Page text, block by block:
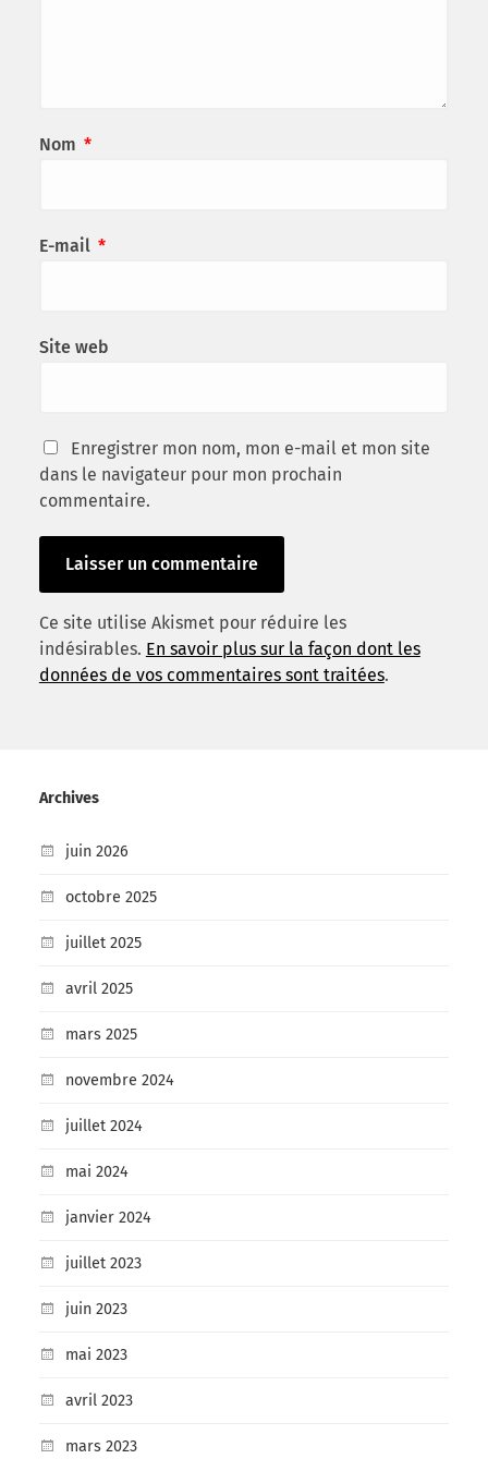
Nom *
E-mail *
Site web
Enregistrer mon nom, mon e-mail et mon site
dans le navigateur pour mon prochain
commentaire.
Ce site utilise Akismet pour réduire les
indésirables. En savoir plus sur la façon dont les
données de vos commentaires sont traitées.
Archives
juin 2026
octobre 2025
juillet 2025
avril 2025
mars 2025
novembre 2024
juillet 2024
mai 2024
janvier 2024
juillet 2023
juin 2023
mai 2023
avril 2023
mars 2023